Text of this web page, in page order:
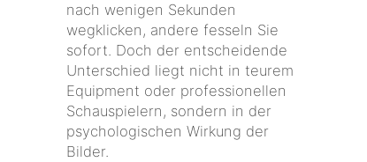
nach wenigen Sekunden
wegklicken, andere fesseln Sie
sofort. Doch der entscheidende
Unterschied liegt nicht in teurem
Equipment oder professionellen
Schauspielern, sondern in der
psychologischen Wirkung der
Bilder.